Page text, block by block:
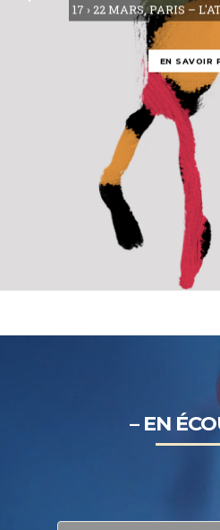
17 › 22 MARS, PARIS –
EN SAVOIR
– EN